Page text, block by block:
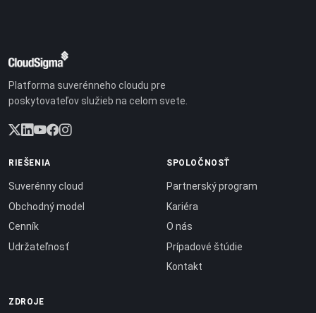
Platforma suverénneho cloudu pre
poskytovateľov služieb na celom svete.
RIEŠENIA
Suverénny cloud
Obchodný model
Cenník
Udržateľnosť
SPOLOČNOSŤ
Partnerský program
Kariéra
O nás
Prípadové štúdie
Kontakt
ZDROJE